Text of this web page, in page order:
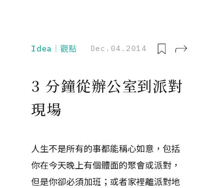
Idea｜觀點 Dec.04.2014
3 分鐘從辦公室到派對
現場
人生不是所有的事都能稱心如意，包括
你在今天晚上有個體面的聚會或派對，
但是你卻必須加班；或者家裡離派對地